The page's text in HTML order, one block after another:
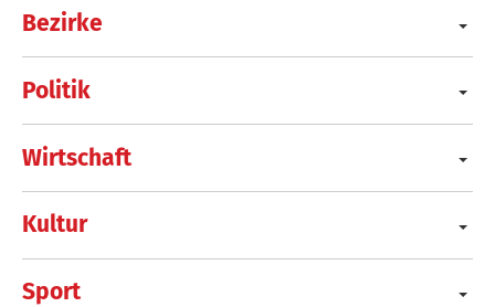
Bezirke
Politik
Wirtschaft
Kultur
Sport